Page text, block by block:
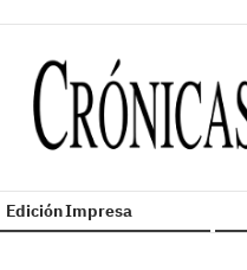
Edición Impresa